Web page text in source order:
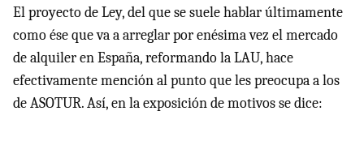
El proyecto de Ley, del que se suele hablar últimamente
como ése que va a arreglar por enésima vez el mercado
de alquiler en España, reformando la LAU, hace
efectivamente mención al punto que les preocupa a los
de ASOTUR. Así, en la exposición de motivos se dice: